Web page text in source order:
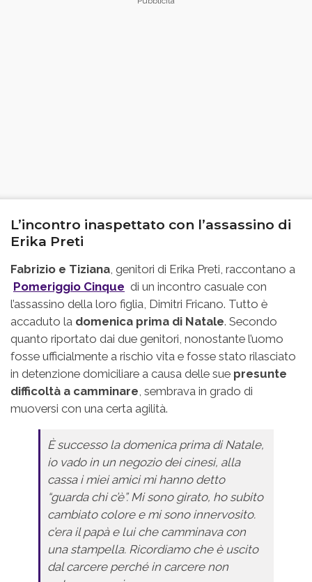
L’incontro inaspettato con l’assassino di
Erika Preti
Fabrizio e Tiziana, genitori di Erika Preti, raccontano a
Pomeriggio Cinque di un incontro casuale con
l’assassino della loro figlia, Dimitri Fricano. Tutto è
accaduto la domenica prima di Natale. Secondo
quanto riportato dai due genitori, nonostante l’uomo
fosse ufficialmente a rischio vita e fosse stato rilasciato
in detenzione domiciliare a causa delle sue presunte
difficoltà a camminare, sembrava in grado di
muoversi con una certa agilità.
È successo la domenica prima di Natale,
io vado in un negozio dei cinesi, alla
cassa i miei amici mi hanno detto
“guarda chi c’è”. Mi sono girato, ho subito
cambiato colore e mi sono innervosito.
c’era il papà e lui che camminava con
una stampella. Ricordiamo che è uscito
dal carcere perché in carcere non